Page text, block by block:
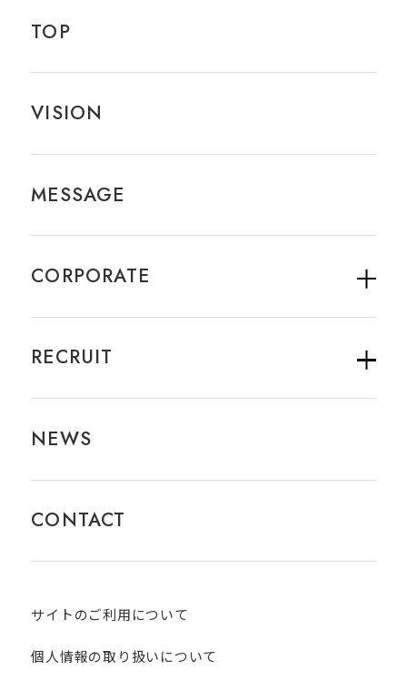
TOP
VISION
MESSAGE
CORPORATE
RECRUIT
NEWS
CONTACT
サイトのご利用について​
個人情報の取り扱いについて